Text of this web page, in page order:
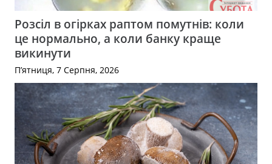
Розсіл в огірках раптом помутнів: коли
це нормально, а коли банку краще
викинути
П’ятниця, 7 Серпня, 2026